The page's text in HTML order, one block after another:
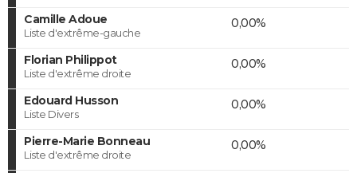
Camille Adoue
Liste d'extrême-gauche
0,00%
Florian Philippot
Liste d'extrême droite
0,00%
Edouard Husson
Liste Divers
0,00%
Pierre-Marie Bonneau
Liste d'extrême droite
0,00%